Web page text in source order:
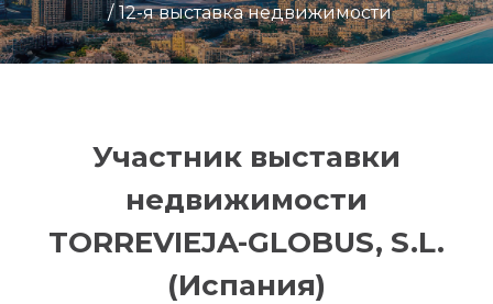
12-я выставка недвижимости
Участник выставки
недвижимости
TORREVIEJA-GLOBUS, S.L.
(Испания)